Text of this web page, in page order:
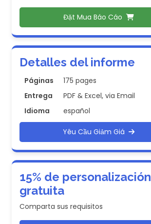
Đặt Mua Báo Cáo
Detalles del informe
Páginas
175 pages
Entrega
PDF & Excel, via Email
Idioma
español
Yêu Cầu Giảm Giá
15% de personalización
gratuita
Comparta sus requisitos